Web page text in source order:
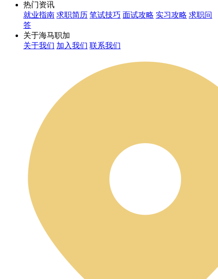
热门资讯
就业指南 求职简历 笔试技巧 面试攻略 实习攻略 求职问
答
关于海马职加
关于我们 加入我们 联系我们